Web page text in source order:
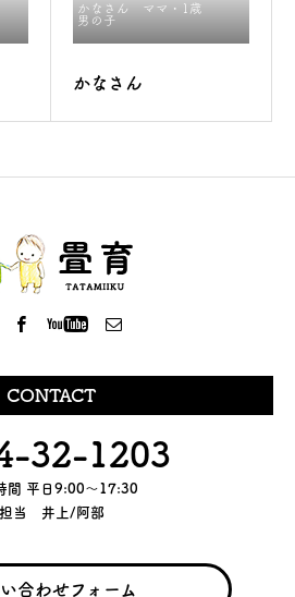
かなさん
かなさん ママ・1歳
男の子
CONTACT
32-1203
間 平日9:00～17:30
担当 井上/阿部
合わせフォーム